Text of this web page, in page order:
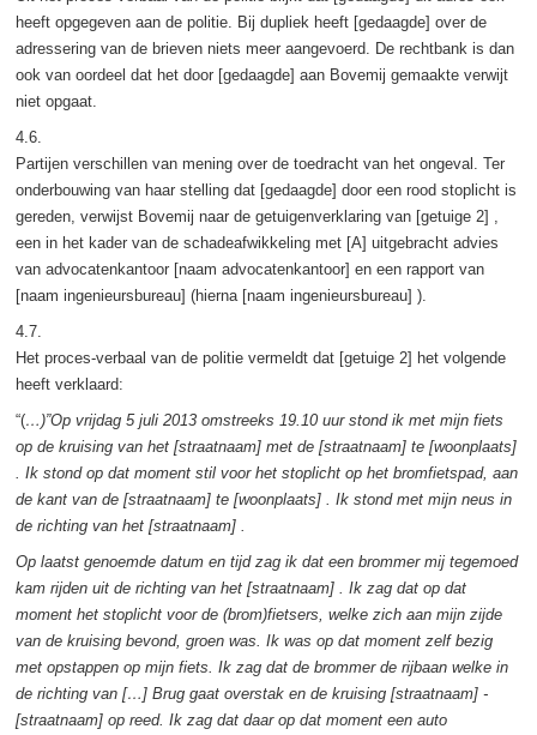
heeft opgegeven aan de politie. Bij dupliek heeft [gedaagde] over de
adressering van de brieven niets meer aangevoerd. De rechtbank is dan
ook van oordeel dat het door [gedaagde] aan Bovemij gemaakte verwijt
niet opgaat.
4.6.
Partijen verschillen van mening over de toedracht van het ongeval. Ter
onderbouwing van haar stelling dat [gedaagde] door een rood stoplicht is
gereden, verwijst Bovemij naar de getuigenverklaring van [getuige 2] ,
een in het kader van de schadeafwikkeling met [A] uitgebracht advies
van advocatenkantoor [naam advocatenkantoor] en een rapport van
[naam ingenieursbureau] (hierna [naam ingenieursbureau] ).
4.7.
Het proces-verbaal van de politie vermeldt dat [getuige 2] het volgende
heeft verklaard:
“(…)”Op vrijdag 5 juli 2013 omstreeks 19.10 uur stond ik met mijn fiets
op de kruising van het [straatnaam] met de [straatnaam] te [woonplaats]
. Ik stond op dat moment stil voor het stoplicht op het bromfietspad, aan
de kant van de [straatnaam] te [woonplaats] . Ik stond met mijn neus in
de richting van het [straatnaam] .
Op laatst genoemde datum en tijd zag ik dat een brommer mij tegemoed
kam rijden uit de richting van het [straatnaam] . Ik zag dat op dat
moment het stoplicht voor de (brom)fietsers, welke zich aan mijn zijde
van de kruising bevond, groen was. Ik was op dat moment zelf bezig
met opstappen op mijn fiets. Ik zag dat de brommer de rijbaan welke in
de richting van […] Brug gaat overstak en de kruising [straatnaam] -
[straatnaam] op reed. Ik zag dat daar op dat moment een auto